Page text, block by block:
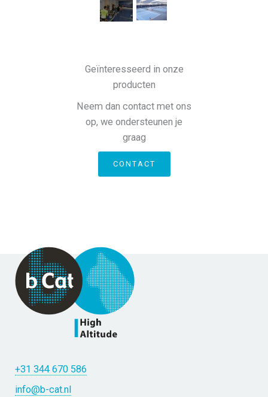
Geïnteresseerd in onze
producten
Neem dan contact met ons
op, we ondersteunen je
graag
CONTACT
+31 344 670 586
info@b-cat.nl